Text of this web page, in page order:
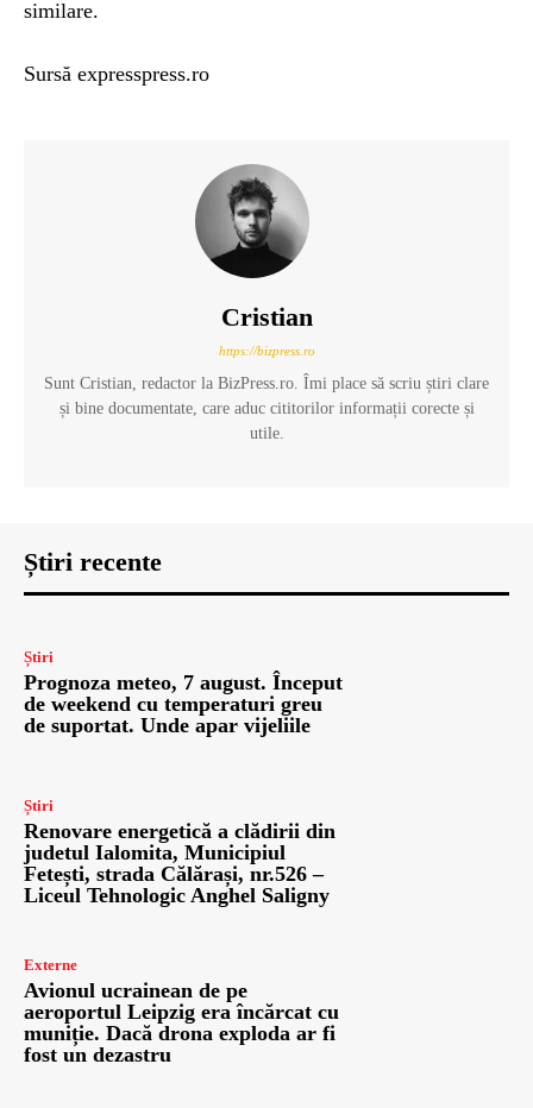
similare.
Sursă expresspress.ro
Cristian
https://bizpress.ro
Sunt Cristian, redactor la BizPress.ro. Îmi place să scriu știri clare
și bine documentate, care aduc cititorilor informații corecte și
utile.
Știri recente
Știri
Prognoza meteo, 7 august. Început
de weekend cu temperaturi greu
de suportat. Unde apar vijeliile
Știri
Renovare energetică a clădirii din
judetul Ialomita, Municipiul
Fetești, strada Călărași, nr.526 –
Liceul Tehnologic Anghel Saligny
Externe
Avionul ucrainean de pe
aeroportul Leipzig era încărcat cu
muniție. Dacă drona exploda ar fi
fost un dezastru